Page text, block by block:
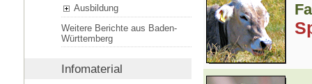
Ausbildung
Weitere Berichte aus Baden-
Württemberg
Infomaterial